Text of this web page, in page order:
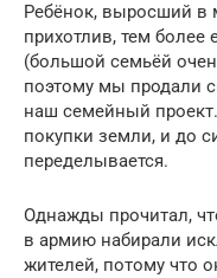
Ребёнок, выросший в
прихотлив, тем более
(большой семьёй
поэтому мы продали
наш семейный
покупки земли, и до
переделывается.
Однажды прочитал,
в армию набирали
жителей, потому что